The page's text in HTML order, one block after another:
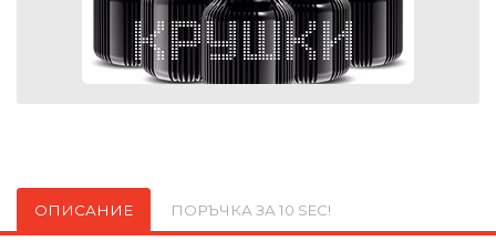
ОПИСАНИЕ ПОРЪЧКА ЗА 10 SEC!